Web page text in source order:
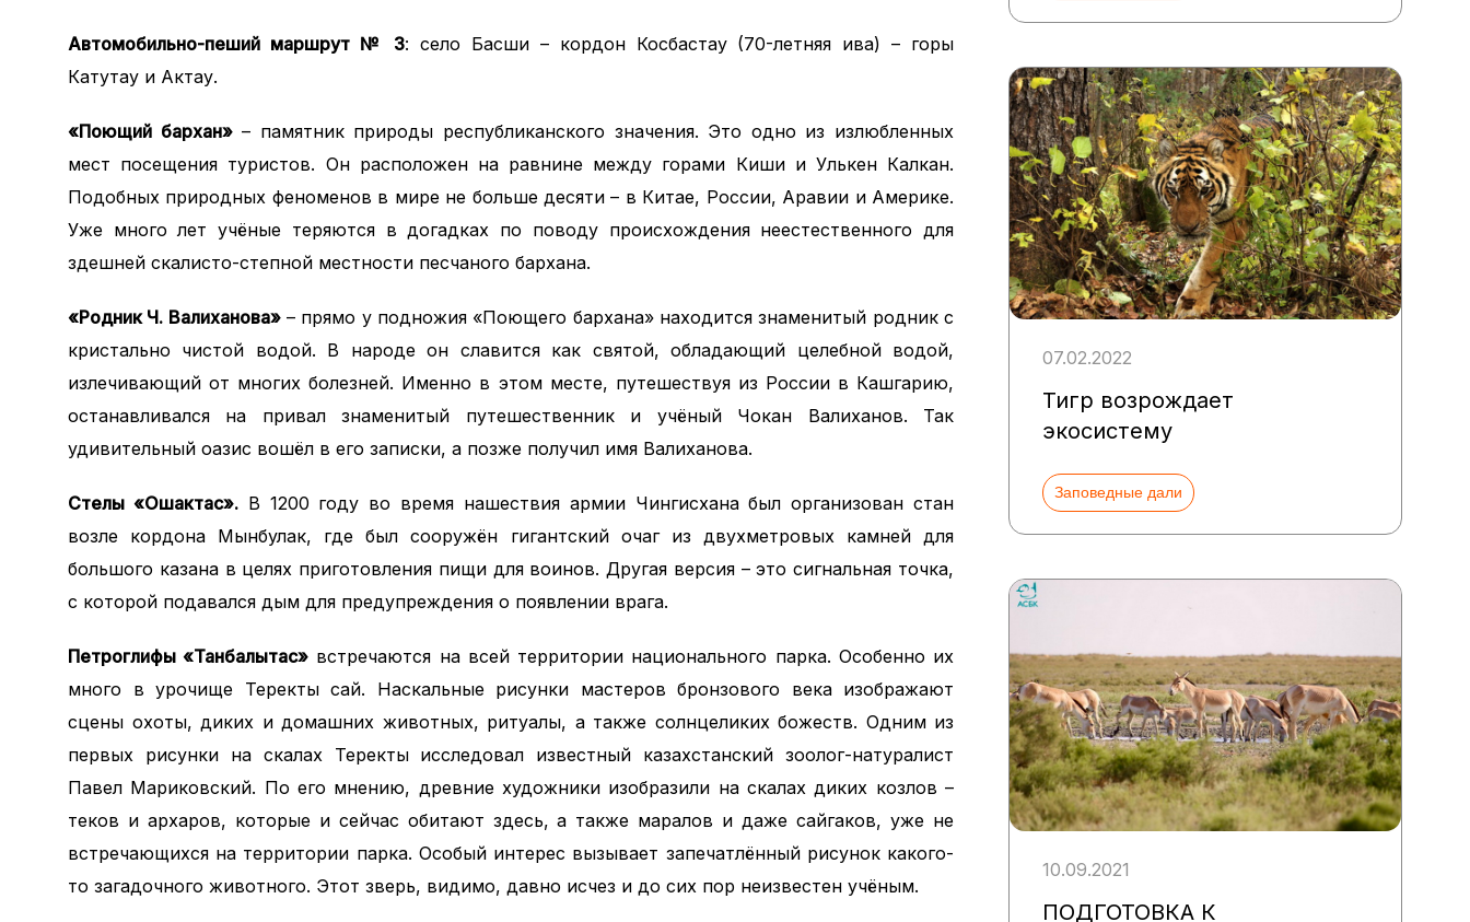
Автомобильно-пеший маршрут № 3: село Басши – кордон Косбастау (70-летняя ива) – горы
Катутау и Актау.
«Поющий бархан»– памятник природы республиканского значения. Это одно из излюбленных
мест посещения туристов. Он расположен на равнине между горами Киши и Улькен Калкан.
Подобных природных феноменов в мире не больше десяти – в Китае, России, Аравии и Америке.
Уже много лет учёные теряются в догадках по поводу происхождения неестественного для
здешней скалисто-степной местности песчаного бархана.
«Родник Ч. Валиханова»– прямо у подножия «Поющего бархана» находится знаменитый родник с
кристально чистой водой. В народе он славится как святой, обладающий целебной водой,
излечивающий от многих болезней. Именно в этом месте, путешествуя из России в Кашгарию,
останавливался на привал знаменитый путешественник и учёный Чокан Валиханов. Так
удивительный оазис вошёл в его записки, а позже получил имя Валиханова.
Стелы «Ошактас».В 1200 году во время нашествия армии Чингисхана был организован стан
возле кордона Мынбулак, где был сооружён гигантский очаг из двухметровых камней для
большого казана в целях приготовления пищи для воинов. Другая версия – это сигнальная точка,
с которой подавался дым для предупреждения о появлении врага.
Петроглифы «Танбалытас» встречаются на всей территории национального парка. Особенно их
много в урочище Теректы сай. Наскальные рисунки мастеров бронзового века изображают
сцены охоты, диких и домашних животных, ритуалы, а также солнцеликих божеств. Одним из
первых рисунки на скалах Теректы исследовал известный казахстанский зоолог-натуралист
Павел Мариковский. По его мнению, древние художники изобразили на скалах диких козлов –
теков и архаров, которые и сейчас обитают здесь, а также маралов и даже сайгаков, уже не
встречающихся на территории парка. Особый интерес вызывает запечатлённый рисунок какого-
то загадочного животного. Этот зверь, видимо, давно исчез и до сих пор неизвестен учёным.
07.02.2022
Тигр возрождает
экосистему
Заповедные дали
10.09.2021
ПОДГОТОВКА К